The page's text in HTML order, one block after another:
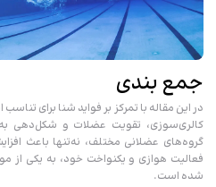
جمع بندی
در این مقاله با تمرکز بر فواید شنا برای
کالری‌سوزی، تقویت عضلات و شکل‌دهی به
گروه‌های عضلانی مختلف، نه‌تنها باعث
فعالیت هوازی و یکنواخت خود، به یکی از
شده است.